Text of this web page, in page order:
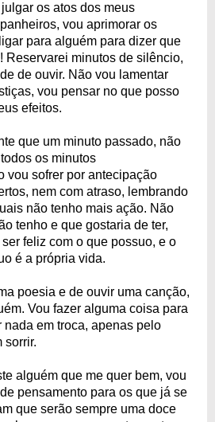
os atos dos meus
vou aprimorar os
para alguém para dizer que
Reservarei minutos de silêncio,
de ouvir. Não vou lamentar
vou pensar no que posso
efeitos.
que um minuto passado, não
os minutos
vou sofrer por antecipação
nem com atraso, lembrando
não tenho mais ação. Não
tenho e que gostaria de ter,
feliz com o que possuo, e o
é a própria vida.
poesia e de ouvir uma canção,
Vou fazer alguma coisa para
nada em troca, apenas pelo
sorrir.
alguém que me quer bem, vou
pensamento para os que já se
que serão sempre uma doce